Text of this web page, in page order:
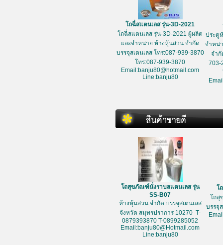
โถฉี่สแตนเลส รุ่น-3D-2021
โถฉี่สแตนเลส รุ่น-3D-2021 ผู้ผลิต
และจำหน่าย ห้างหุ้นส่วน จำกัด
บรรจุสเตนเลส โทร:087-939-3870
โทร:087-939-3870
Email:banju80@hotmail.com
Line:banju80
ประตู
จำหน่
จำกั
703-
โถสุขภัณฑ์นั่งราบสแตนเลส รุ่น
SS-B07
ห้างหุ้นส่วน จำกัด บรรจุสเตนเลส
จังหวัด สมุทรปราการ 10270 T-
0879393870 T-0899285052
Email:banju80@Hotmail.com
Line:banju80
โ
โถสุ
บรรจุ